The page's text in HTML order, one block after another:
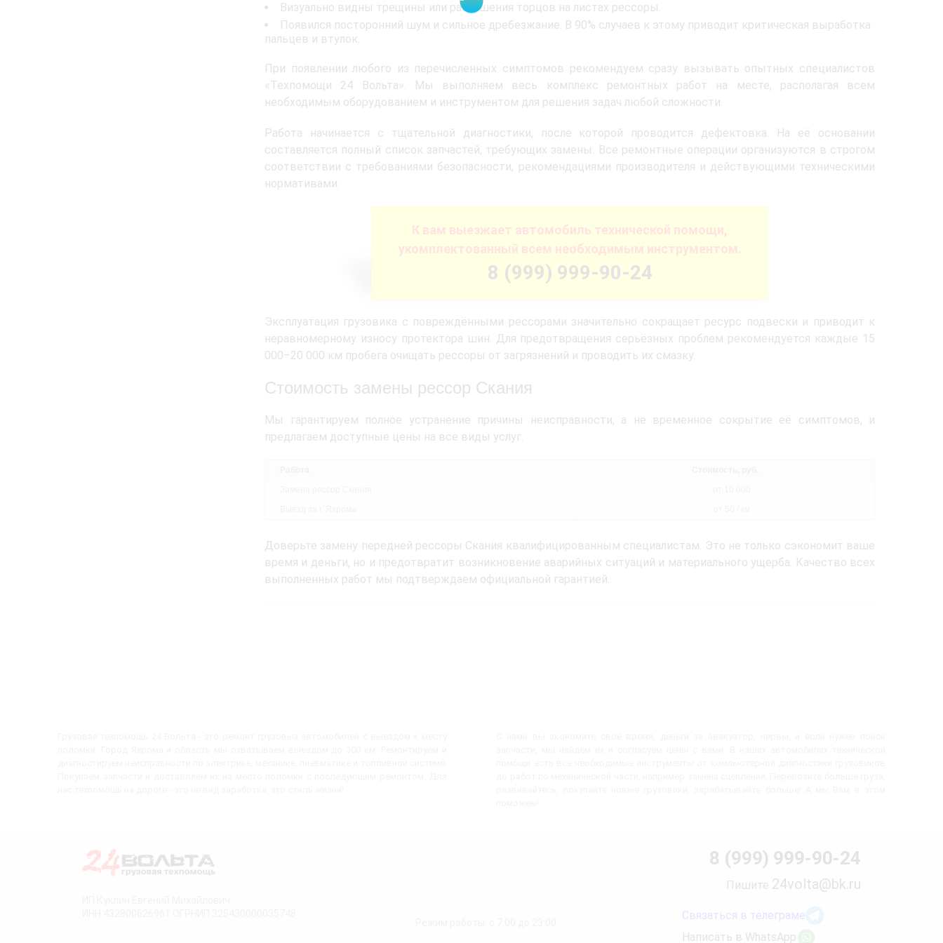
Визуально видны трещины или разрушения торцов на листах рессоры.
Появился посторонний шум и сильное дребезжание. В 90% случаев к этому приводит критическая выработка
пальцев и втулок.
При появлении любого из перечисленных симптомов рекомендуем сразу вызывать опытных специалистов
«Техпомощи 24 Вольта». Мы выполняем весь комплекс ремонтных работ на месте, располагая всем
необходимым оборудованием и инструментом для решения задач любой сложности.
Работа начинается с тщательной диагностики, после которой проводится дефектовка. На её основании
составляется полный список запчастей, требующих замены. Все ремонтные операции организуются в строгом
соответствии с требованиями безопасности, рекомендациями производителя и действующими техническими
нормативами.
К вам выезжает автомобиль технической помощи,
укомплектованный всем необходимым инструментом.
8 (999) 999-90-24
Эксплуатация грузовика с повреждёнными рессорами значительно сокращает ресурс подвески и приводит к
неравномерному износу протектора шин. Для предотвращения серьёзных проблем рекомендуется каждые 15
000–20 000 км пробега очищать рессоры от загрязнений и проводить их смазку.
Стоимость замены рессор Скания
Мы гарантируем полное устранение причины неисправности, а не временное сокрытие её симптомов, и
предлагаем доступные цены на все виды услуг.
Доверьте замену передней рессоры Скания квалифицированным специалистам. Это не только сэкономит ваше
время и деньги, но и предотвратит возникновение аварийных ситуаций и материального ущерба. Качество всех
выполненных работ мы подтверждаем официальной гарантией.
8 (999) 999-90-24
Пишите 24volta@bk.ru
Связаться в телеграме
Написать в WhatsApp